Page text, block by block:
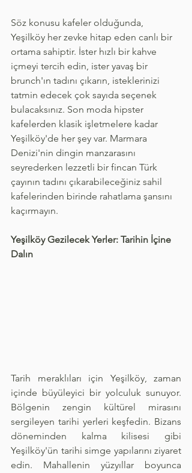
Söz konusu kafeler olduğunda,
Yeşilköy her zevke hitap eden canlı bir
ortama sahiptir. İster hızlı bir kahve
içmeyi tercih edin, ister yavaş bir
brunch'ın tadını çıkarın, isteklerinizi
tatmin edecek çok sayıda seçenek
bulacaksınız. Son moda hipster
kafelerden klasik işletmelere kadar
Yeşilköy'de her şey var. Marmara
Denizi'nin dingin manzarasını
seyrederken lezzetli bir fincan Türk
çayının tadını çıkarabileceğiniz sahil
kafelerinden birinde rahatlama şansını
kaçırmayın.
Yeşilköy Gezilecek Yerler: Tarihin İçine
Dalın
Tarih meraklıları için Yeşilköy, zaman
içinde büyüleyici bir yolculuk sunuyor.
Bölgenin zengin kültürel mirasını
sergileyen tarihi yerleri keşfedin. Bizans
döneminden kalma kilisesi gibi
Yeşilköy'ün tarihi simge yapılarını ziyaret
edin. Mahallenin yüzyıllar boyunca